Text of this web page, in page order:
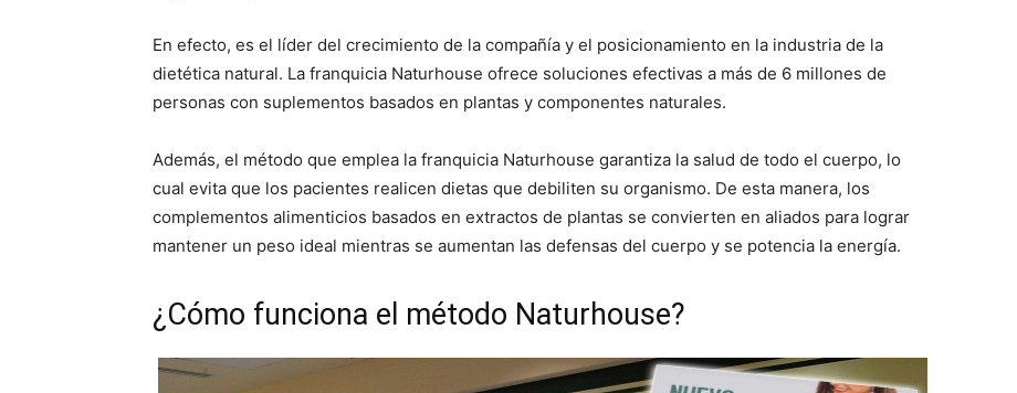
En efecto, es el líder del crecimiento de la compañía y el posicionamiento en la industria de la
dietética natural. La franquicia Naturhouse ofrece soluciones efectivas a más de 6 millones de
personas con suplementos basados en plantas y componentes naturales.
Además, el método que emplea la franquicia Naturhouse garantiza la salud de todo el cuerpo, lo
cual evita que los pacientes realicen dietas que debiliten su organismo. De esta manera, los
complementos alimenticios basados en extractos de plantas se convierten en aliados para lograr
mantener un peso ideal mientras se aumentan las defensas del cuerpo y se potencia la energía.
¿Cómo funciona el método Naturhouse?